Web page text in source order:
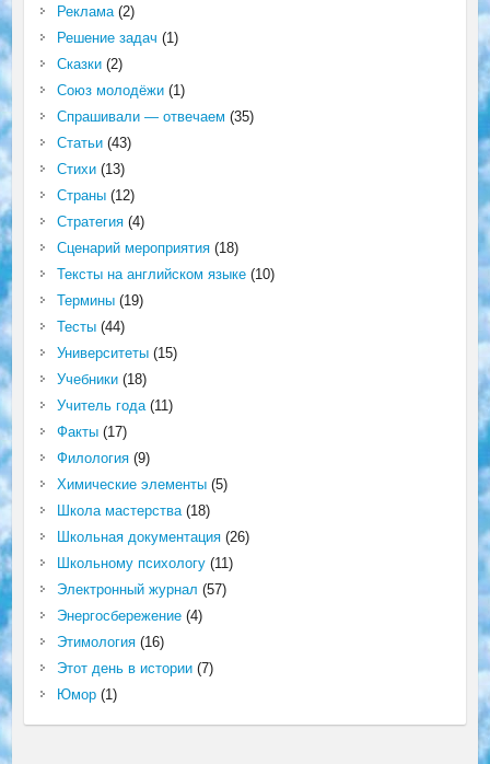
Реклама(2)
Решение задач (1)
Сказки(2)
Союз молодёжи(1)
Спрашивали — отвечаем (35)
Статьи(43)
Стихи(13)
Страны(12)
Стратегия(4)
Сценарий мероприятия(18)
Тексты на английском языке(10)
Термины(19)
Тесты(44)
Университеты(15)
Учебники(18)
Учитель года(11)
Факты(17)
Филология(9)
Химические элементы(5)
Школа мастерства(18)
Школьная документация(26)
Школьному психологу(11)
Электронный журнал (57)
Энергосбережение(4)
Этимология(16)
Этот день в истории(7)
Юмор(1)